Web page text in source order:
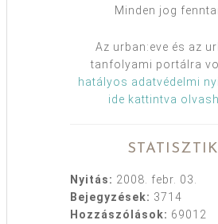
Minden jog
Az urban:eve és az
tanfolyami portálra
hatályos adatvédelmi
ide kattintva
Nyitás: 2008. febr. 03.
Bejegyzések: 3714
Hozzászólások: 69012